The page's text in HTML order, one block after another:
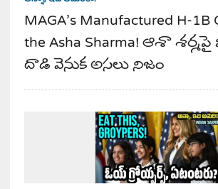
MAGA’s Manufactured H-
the Asha Sharma! ఆశా
దాడి వెనుక అసలు నిజం